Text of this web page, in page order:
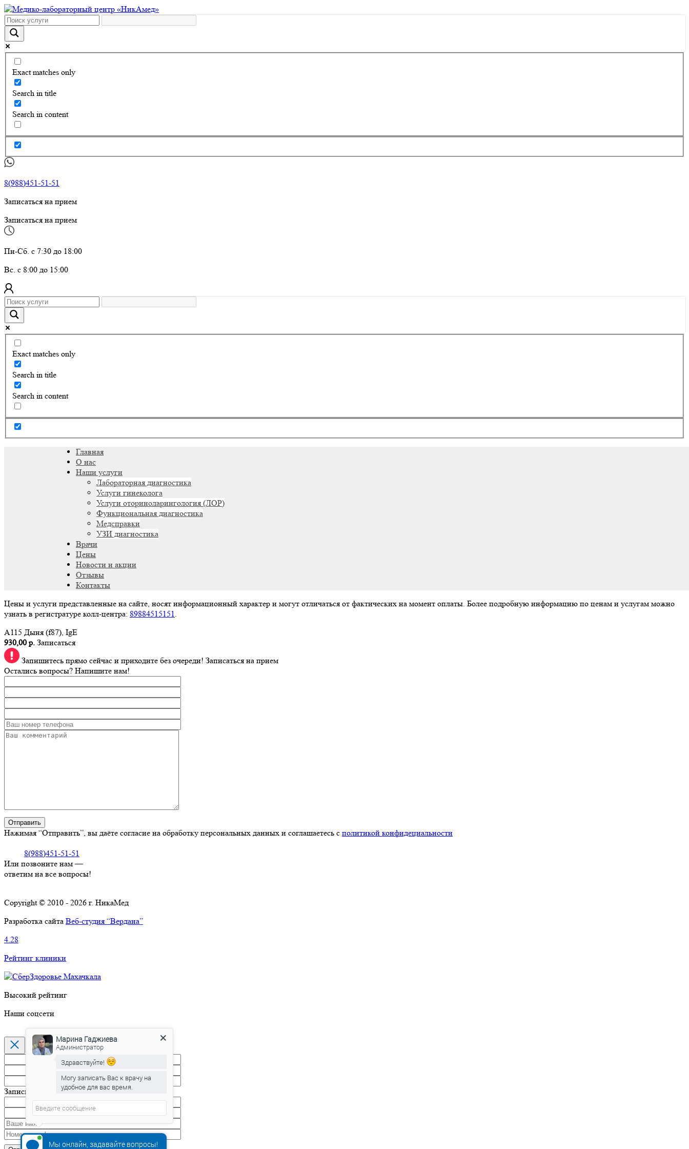
Exact matches only
Search in title
Search in content
8(988)451-51-51
Записаться на прием
Записаться на прием
Пн-Сб. с 7:30 до 18:00
Вс. с 8:00 до 15:00
Exact matches only
Search in title
Search in content
Главная
О нас
Наши услуги
Лабораторная диагностика
Услуги гинеколога
Услуги оториноларингология (ЛОР)
Функциональная диагностика
Медсправки
УЗИ диагностика
Врачи
Цены
Новости и акции
Отзывы
Контакты
Цены и услуги представленные на сайте, носят информационный характер и могут отличаться от фактических на момент оплаты. Более подробную информацию по ценам и услугам можно
узнать в регистратуре колл-центра: 89884515151.
A115 Дыня (f87), IgE
930,00 р. Записаться
Запишитесь прямо сейчас и приходите без очереди! Записаться на прием
Остались вопросы? Напишите нам!
Нажимая “Отправить”, вы даёте согласие на обработку персональных данных и соглашаетесь с политикой конфидециальности
8(988)451-51-51
Или позвоните нам —
ответим на все вопросы!
Copyright © 2010 - 2026 г. НикаМед
Разработка сайта Веб-студия “Вердана”
4.28
Рейтинг клиники
Высокий рейтинг
Наши соцсети
Запись на прием
Мы онлайн, задавайте вопросы!
Марина Гаджиева
Администратор
Здравствуйте!
Могу записать Вас к врачу на
удобное для вас время.
Марина Гаджиевапечатает...